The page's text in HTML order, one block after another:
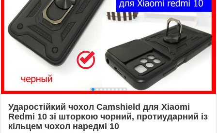
Ударостійкий чохол Camshield для Xiaomi
Redmi 10 зі шторкою чорний, протиударний із
кільцем чохол наредмі 10